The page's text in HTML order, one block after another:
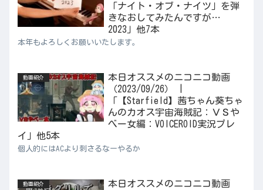
「ナイト・オブ・ナイツ」を弾
きなおしてみたんですが…
2023」他7本
本年もよろしくお願いいたします。
動画紹介
本日オススメのニコニコ動画
（2023/09/26） |
「【Starfield】茜ちゃん葵ちゃ
んのカオス宇宙海賊記：ＶＳや
べー女編：VOICEROID実況プレ
イ」他5本
個人的にはACより刺さるなーやるか
動画紹介
本日オススメのニコニコ動画